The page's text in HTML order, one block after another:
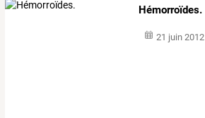
Hémorroïdes.
21 juin 2012